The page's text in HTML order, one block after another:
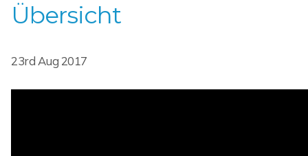
Übersicht
23rd Aug 2017